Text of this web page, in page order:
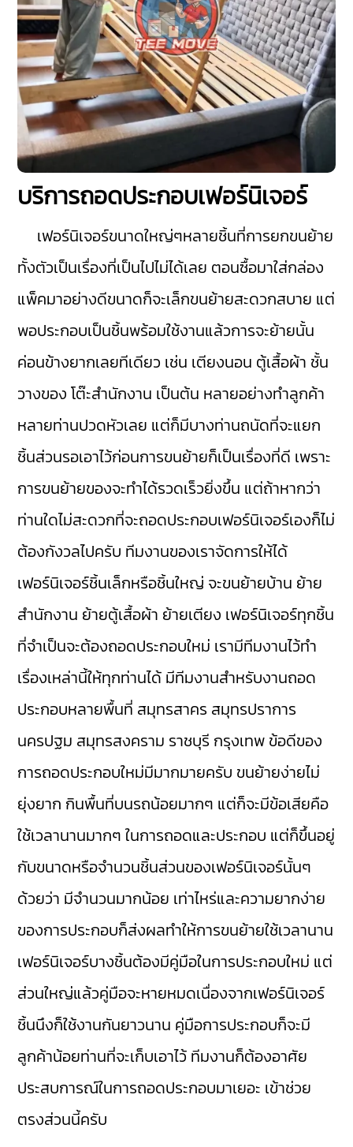
บริการถอดประกอบเฟอร์นิเจอร์
เฟอร์นิเจอร์ขนาดใหญ่ๆหลายชิ้นที่การยกขนย้าย
ทั้งตัวเป็นเรื่องที่เป็นไปไม่ได้เลย ตอนซื้อมาใส่กล่อง
แพ็คมาอย่างดีขนาดก็จะเล็กขนย้ายสะดวกสบาย แต่
พอประกอบเป็นชิ้นพร้อมใช้งานแล้วการจะย้ายนั้น
ค่อนข้างยากเลยทีเดียว เช่น เตียงนอน ตู้เสื้อผ้า ชั้น
วางของ โต๊ะสำนักงาน เป็นต้น หลายอย่างทำลูกค้า
หลายท่านปวดหัวเลย แต่ก็มีบางท่านถนัดที่จะแยก
ชิ้นส่วนรอเอาไว้ก่อนการขนย้ายก็เป็นเรื่องที่ดี เพราะ
การขนย้ายของจะทำได้รวดเร็วยิ่งขึ้น แต่ถ้าหากว่า
ท่านใดไม่สะดวกที่จะถอดประกอบเฟอร์นิเจอร์เองก็ไม่
ต้องกังวลไปครับ ทีมงานของเราจัดการให้ได้
เฟอร์นิเจอร์ชิ้นเล็กหรือชิ้นใหญ่ จะขนย้ายบ้าน ย้าย
สำนักงาน ย้ายตู้เสื้อผ้า ย้ายเตียง เฟอร์นิเจอร์ทุกชิ้น
ที่จำเป็นจะต้องถอดประกอบใหม่ เรามีทีมงานไว้ทำ
เรื่องเหล่านี้ให้ทุกท่านได้ มีทีมงานสำหรับงานถอด
ประกอบหลายพื้นที่ สมุทรสาคร สมุทรปราการ
นครปฐม สมุทรสงคราม ราชบุรี กรุงเทพ ข้อดีของ
การถอดประกอบใหม่มีมากมายครับ ขนย้ายง่ายไม่
ยุ่งยาก กินพื้นที่บนรถน้อยมากๆ แต่ก็จะมีข้อเสียคือ
ใช้เวลานานมากๆ ในการถอดและประกอบ แต่ก็ขึ้นอยู่
กับขนาดหรือจำนวนชิ้นส่วนของเฟอร์นิเจอร์นั้นๆ
ด้วยว่า มีจำนวนมากน้อย เท่าไหร่และความยากง่าย
ของการประกอบก็ส่งผลทำให้การขนย้ายใช้เวลานาน
เฟอร์นิเจอร์บางชิ้นต้องมีคู่มือในการประกอบใหม่ แต่
ส่วนใหญ่แล้วคู่มือจะหายหมดเนื่องจากเฟอร์นิเจอร์
ชิ้นนึงก็ใช้งานกันยาวนาน คู่มือการประกอบก็จะมี
ลูกค้าน้อยท่านที่จะเก็บเอาไว้ ทีมงานก็ต้องอาศัย
ประสบการณ์ในการถอดประกอบมาเยอะ เข้าช่วย
ตรงส่วนนี้ครับ